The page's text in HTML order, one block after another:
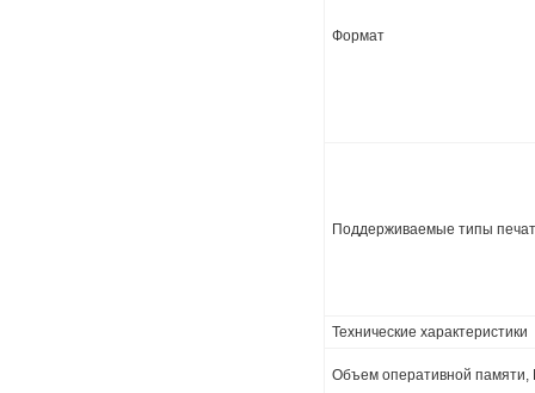
Формат
Поддерживаемые типы
Технические характеристики
Объем оперативной памяти,